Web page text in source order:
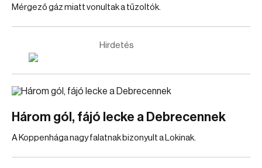
Mérgező gáz miatt vonultak a tűzoltók.
Hirdetés
Három gól, fájó lecke a Debrecennek
A Koppenhága nagy falatnak bizonyult a Lokinak.